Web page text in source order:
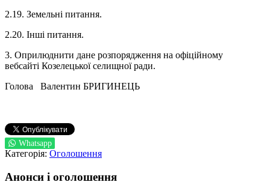
2.19. Земельні питання.
2.20. Інші питання.
3. Оприлюднити дане розпорядження на офіційному
вебсайті Козелецької селищної ради.
Голова Валентин БРИГИНЕЦЬ
Whatsapp
Категорія: Оголошення
Анонси і оголошення